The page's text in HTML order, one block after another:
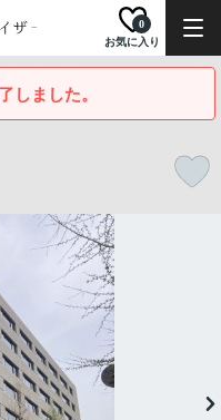
お気に入り
0
しました。